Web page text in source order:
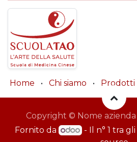
Home • Chi siamo • Prodotti
Copyright © Nome azienda
Fornito da - Il n° 1 tra